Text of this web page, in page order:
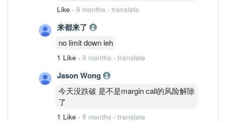
Like · 9 months · translate
来都来了
no limit down leh
1 Like · 9 months · translate
Jason Wong
今天没跌破 是不是margin call的风险解除
了
1 Like · 9 months · translate